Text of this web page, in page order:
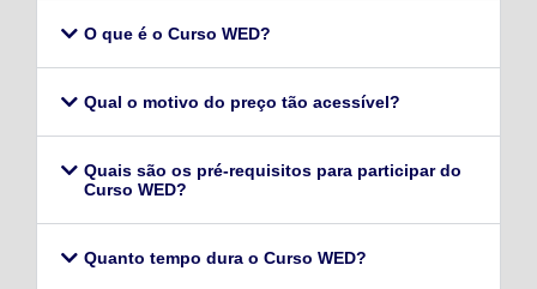
O que é o Curso WED?
Qual o motivo do preço tão acessível?
Quais são os pré-requisitos para participar do
Curso WED?
Quanto tempo dura o Curso WED?